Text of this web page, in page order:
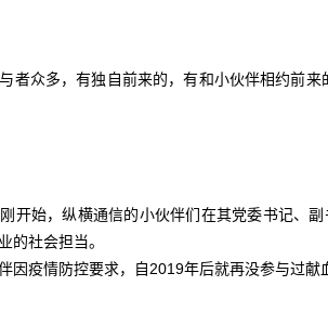
者众多，有独自前来的，有和小伙伴相约前
开始，纵横通信的小伙伴们在其党委书记、
的社会担当。
因疫情防控要求，自2019年后就再没参与过